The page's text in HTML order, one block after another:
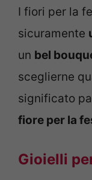
I fiori per la
sicuramente
un bel
sceglierne
significato
fiore per la
Gioielli